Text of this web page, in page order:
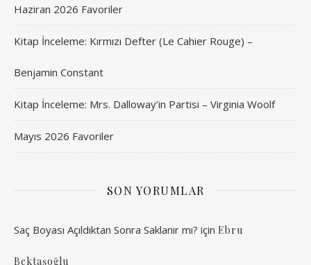
Haziran 2026 Favoriler
Kitap İnceleme: Kırmızı Defter (Le Cahier Rouge) –
Benjamin Constant
Kitap İnceleme: Mrs. Dalloway’in Partisi – Virginia Woolf
Mayıs 2026 Favoriler
SON YORUMLAR
Saç Boyası Açıldıktan Sonra Saklanır mı? için Ebru
Bektaşoğlu